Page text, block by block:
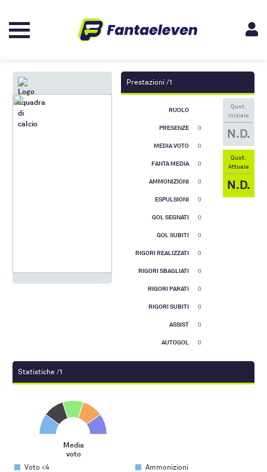
Prestazioni /1
RUOLO
PRESENZE 0
MEDIA VOTO 0
FANTA MEDIA 0
AMMONIZIONI 0
ESPULSIONI 0
GOL SEGNATI 0
GOL SUBITI 0
RIGORI REALIZZATI 0
RIGORI SBAGLIATI 0
RIGORI PARATI 0
RIGORI SUBITI 0
ASSIST 0
AUTOGOL 0
Quot.
Iniziale
N.D.
Quot.
Attuale
N.D.
Statistiche /1
Media voto
Pie chart with 5 slices.
Media
voto
End of interactive chart.
Voto <4
Ammonizioni